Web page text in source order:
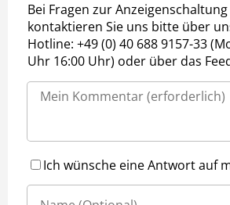
Bei Fragen zur
kontaktieren Sie uns bitte über
Hotline: +49 (0) 40 688 9157-33
Uhr 16:00 Uhr) oder über das
Ich wünsche eine Antwort auf